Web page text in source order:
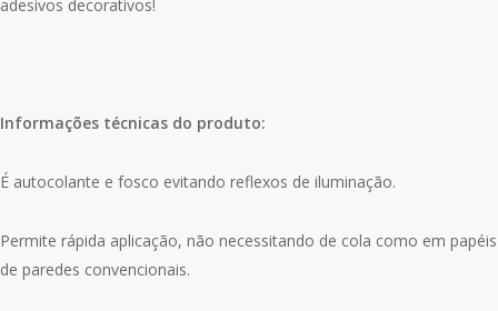
adesivos decorativos!
Informações técnicas do produto:
É autocolante e fosco evitando reflexos de iluminação.
Permite rápida aplicação, não necessitando de cola como em papéis
de paredes convencionais.